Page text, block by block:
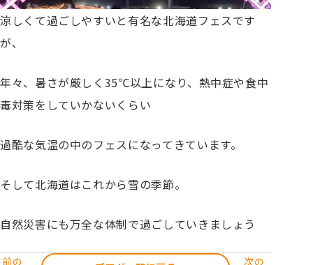
涼しくて過ごしやすいと有名な北海道フェスです
が、
年々、暑さが厳しく35℃以上になり、熱中症や食中
毒対策をしていかないくらい
過酷な気温の中のフェスになってきています。
そして北海道はこれから雪の季節。
自然災害にも万全な体制で過ごしていきましょう
前の 次の